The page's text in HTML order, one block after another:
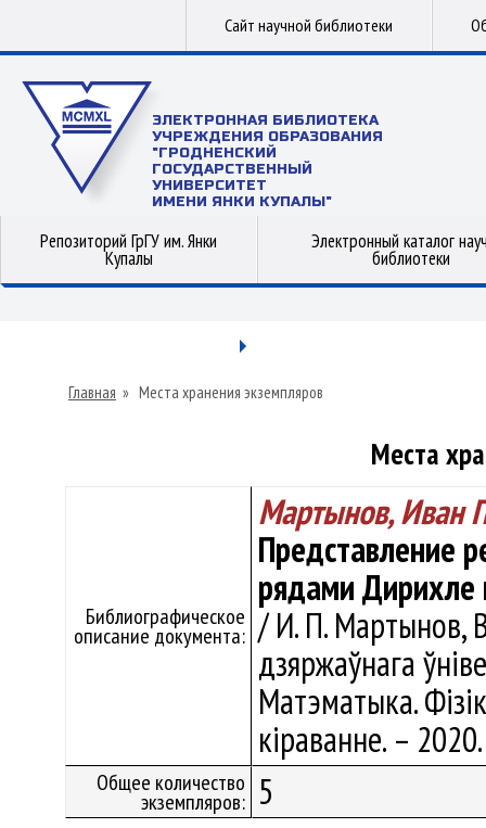
Сайт научной библиотеки
ЭЛЕКТРОННАЯ БИБЛИОТЕКА
УЧРЕЖДЕНИЯ ОБРАЗОВАНИЯ
"ГРОДНЕНСКИЙ
ГОСУДАРСТВЕННЫЙ
УНИВЕРСИТЕТ
ИМЕНИ ЯНКИ КУПАЛЫ"
Репозиторий ГрГУ им. Янки
Купалы
Электронный каталог
библиотеки
Главная » Места хранения экземпляров
Места
Библиографическое
описание документа:
Мартынов, Иван
Представление
рядами
/ И. П. Мартынов,
дзяржаўнага
Матэматыка.
кіраванне. –
Общее количество
экземпляров: 5